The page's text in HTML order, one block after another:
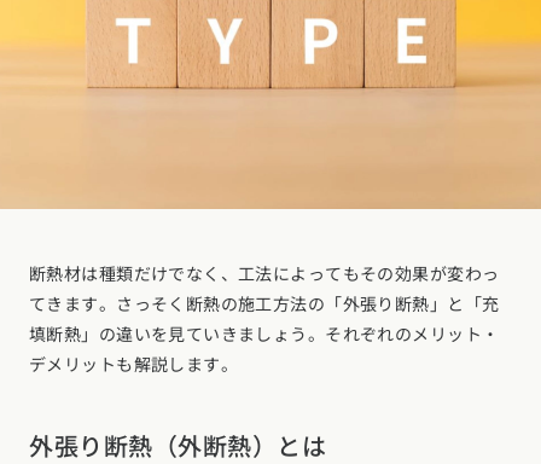
断熱材は種類だけでなく、工法によってもその効果が変わっ
てきます。さっそく断熱の施工方法の「外張り断熱」と「充
填断熱」の違いを見ていきましょう。それぞれのメリット・
デメリットも解説します。
外張り断熱（外断熱）とは